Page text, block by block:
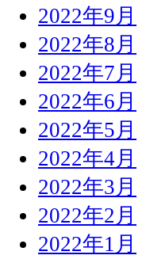
2022年9月
2022年8月
2022年7月
2022年6月
2022年5月
2022年4月
2022年3月
2022年2月
2022年1月